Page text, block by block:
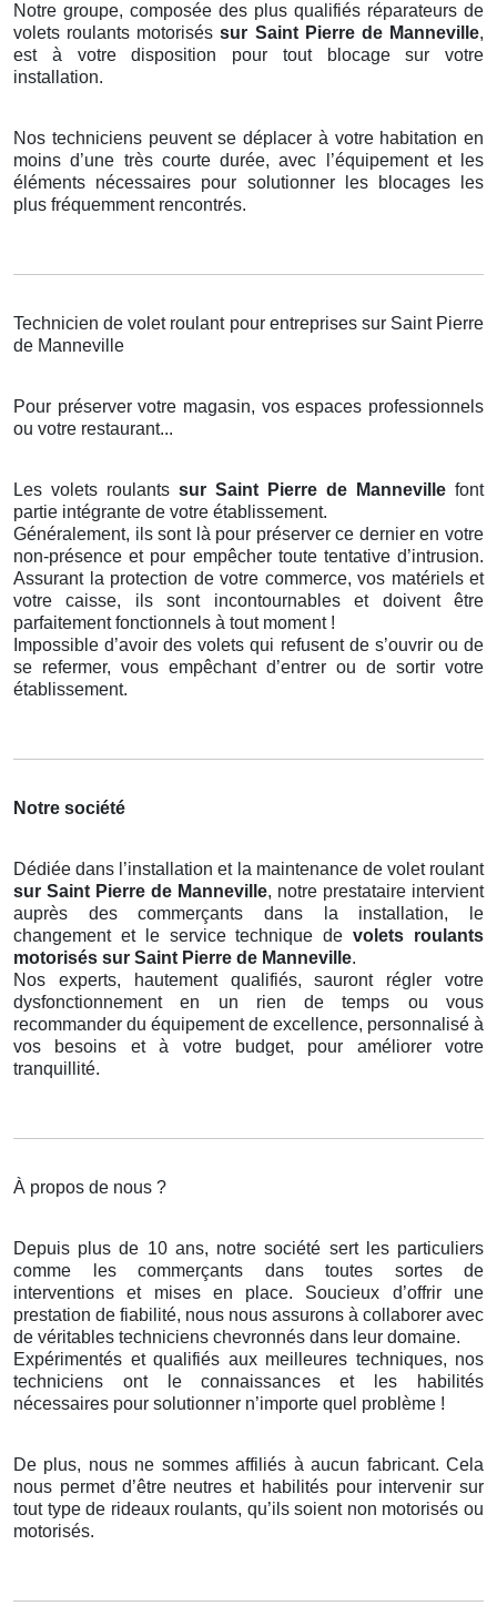
Notre groupe, composée des plus qualifiés réparateurs de
volets roulants motoriséssur Saint Pierre de Manneville,
est à votre disposition pour tout blocage sur votre
installation.
Nos techniciens peuvent se déplacer à votre habitation en
moins d’une très courte durée, avec l’équipement et les
éléments nécessaires pour solutionner les blocages les
plus fréquemment rencontrés.
Technicien de volet roulant pour entreprises sur Saint Pierre
de Manneville
Pour préserver votre magasin, vos espaces professionnels
ou votre restaurant...
Les volets roulants sur Saint Pierre de Manneville font
partie intégrante de votre établissement.
Généralement, ils sont là pour préserver ce dernier en votre
non-présence et pour empêcher toute tentative d’intrusion.
Assurant la protection de votre commerce, vos matériels et
votre caisse, ils sont incontournables et doivent être
parfaitement fonctionnels à tout moment !
Impossible d’avoir des volets qui refusent de s’ouvrir ou de
se refermer, vous empêchant d’entrer ou de sortir votre
établissement.
Notre société
Dédiée dans l’installation et la maintenance de volet roulant
sur Saint Pierre de Manneville, notre prestataire intervient
auprès des commerçants dans la installation, le
changement et le service technique devolets roulants
motorisés sur Saint Pierre de Manneville.
Nos experts, hautement qualifiés, sauront régler votre
dysfonctionnement en un rien de temps ou vous
recommander du équipement de excellence, personnalisé à
vos besoins et à votre budget, pour améliorer votre
tranquillité.
À propos de nous ?
Depuis plus de 10 ans, notre société sert les particuliers
comme les commerçants dans toutes sortes de
interventions et mises en place. Soucieux d’offrir une
prestation de fiabilité, nous nous assurons à collaborer avec
de véritables techniciens chevronnés dans leur domaine.
Expérimentés et qualifiés aux meilleures techniques, nos
techniciens ont le connaissances et les habilités
nécessaires pour solutionner n’importe quel problème !
De plus, nous ne sommes affiliés à aucun fabricant. Cela
nous permet d’être neutres et habilités pour intervenir sur
tout type de rideaux roulants, qu’ils soient non motorisés ou
motorisés.